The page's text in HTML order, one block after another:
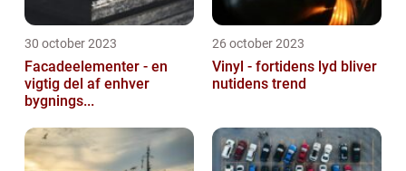
30 october 2023
Facadeelementer - en
vigtig del af enhver
bygnings...
26 october 2023
Vinyl - fortidens lyd bliver
nutidens trend